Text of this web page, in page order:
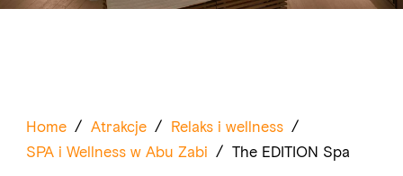
Home / Atrakcje / Relaks i wellness /
SPA i Wellness w Abu Zabi / The EDITION Spa